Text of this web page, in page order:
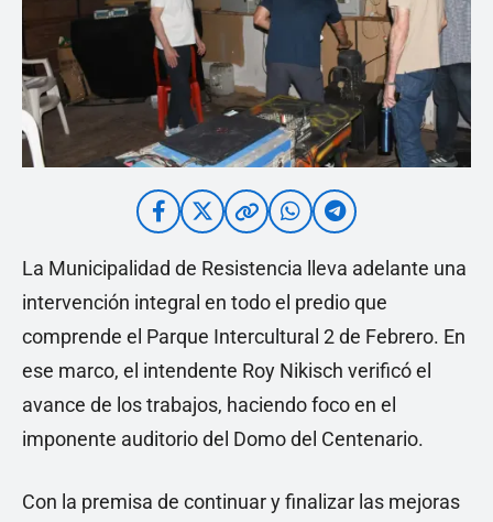
La Municipalidad de Resistencia lleva adelante una
intervención integral en todo el predio que
comprende el Parque Intercultural 2 de Febrero. En
ese marco, el intendente Roy Nikisch verificó el
avance de los trabajos, haciendo foco en el
imponente auditorio del Domo del Centenario.
Con la premisa de continuar y finalizar las mejoras